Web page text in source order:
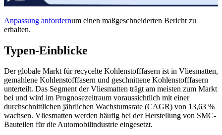
Anpassung anfordernum einen maßgeschneiderten Bericht zu
erhalten.
Typen-Einblicke
Der globale Markt für recycelte Kohlenstofffasern ist in Vliesmatten,
gemahlene Kohlenstofffasern und geschnittene Kohlenstofffasern
unterteilt. Das Segment der Vliesmatten trägt am meisten zum Markt
bei und wird im Prognosezeitraum voraussichtlich mit einer
durchschnittlichen jährlichen Wachstumsrate (CAGR) von 13,63 %
wachsen. Vliesmatten werden häufig bei der Herstellung von SMC-
Bauteilen für die Automobilindustrie eingesetzt.